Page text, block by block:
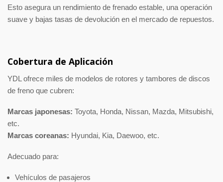
Esto asegura un rendimiento de frenado estable, una operación
suave y bajas tasas de devolución en el mercado de repuestos.
Cobertura de Aplicación
YDL ofrece miles de modelos de rotores y tambores de discos
de freno que cubren:
Marcas japonesas: Toyota, Honda, Nissan, Mazda, Mitsubishi,
etc.
Marcas coreanas: Hyundai, Kia, Daewoo, etc.
Adecuado para:
Vehículos de pasajeros